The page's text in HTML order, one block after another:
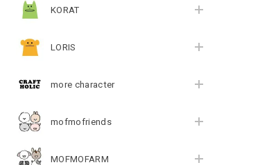
KORAT
LORIS
more character
mofmofriends
MOFMOFARM